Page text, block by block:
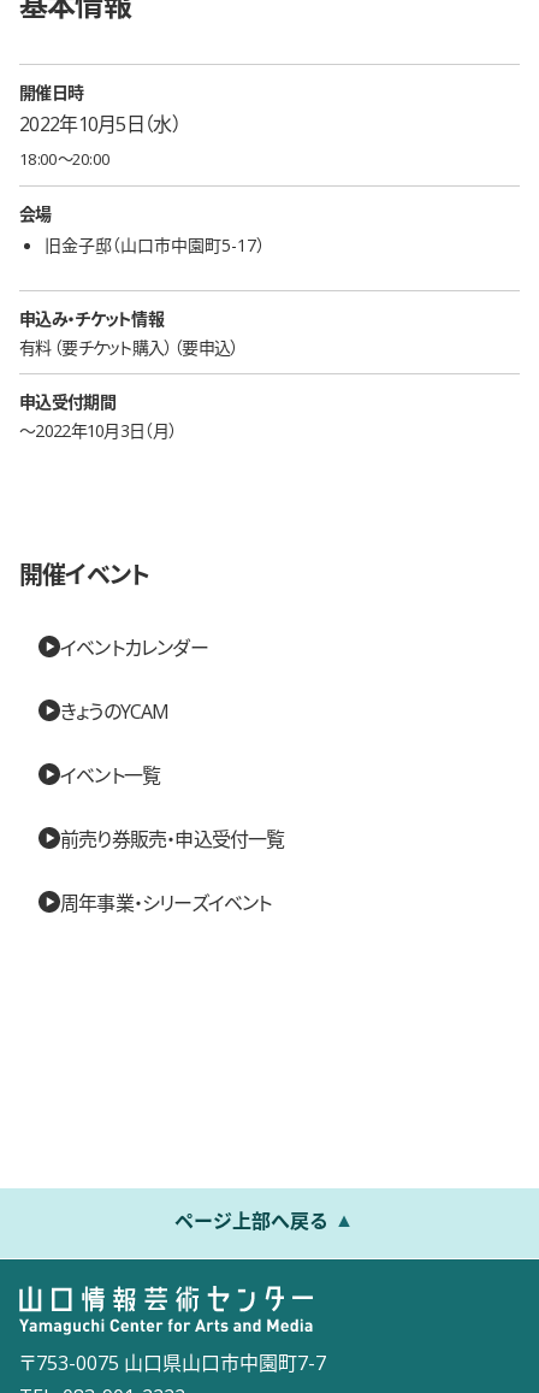
開催日時
2022年10月5日（水）
18:00〜20:00
会場
旧金子邸（山口市中園町5-17）
申込み・チケット情報
有料 要チケット購入 要申込
申込受付期間
〜2022年10月3日（月）
開催イベント
イベントカレンダー
きょうのYCAM
イベント一覧
前売り券販売・申込受付一覧
周年事業・シリーズイベント
ページ上部へ戻る
〒753-0075 山口県山口市中園町7-7